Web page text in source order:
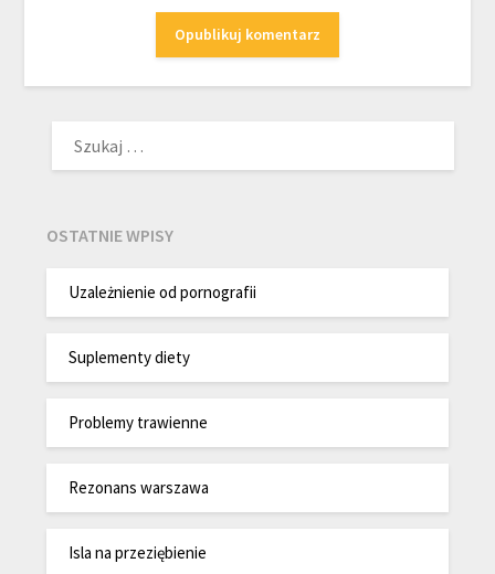
OSTATNIE WPISY
Uzależnienie od pornografii
Suplementy diety
Problemy trawienne
Rezonans warszawa
Isla na przeziębienie